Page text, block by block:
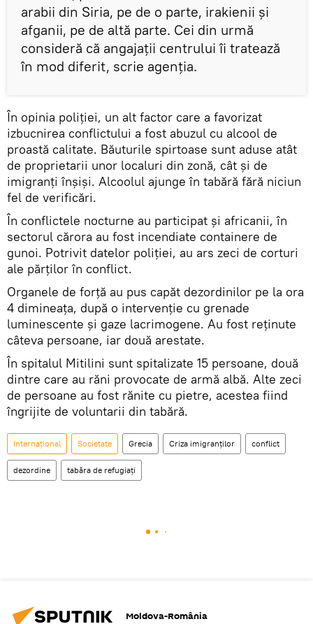
arabii din Siria, pe de o parte, irakienii și
afganii, pe de altă parte. Cei din urmă
consideră că angajații centrului îi tratează
în mod diferit, scrie agenția.
În opinia poliției, un alt factor care a favorizat
izbucnirea conflictului a fost abuzul cu alcool de
proastă calitate. Băuturile spirtoase sunt aduse atât
de proprietarii unor localuri din zonă, cât și de
imigranți înșiși. Alcoolul ajunge în tabără fără niciun
fel de verificări.
În conflictele nocturne au participat și africanii, în
sectorul cărora au fost incendiate containere de
gunoi. Potrivit datelor poliției, au ars zeci de corturi
ale părților în conflict.
Organele de forță au pus capăt dezordinilor pe la ora
4 dimineața, după o intervenție cu grenade
luminescente și gaze lacrimogene. Au fost reținute
câteva persoane, iar două arestate.
În spitalul Mitilini sunt spitalizate 15 persoane, două
dintre care au răni provocate de armă albă. Alte zeci
de persoane au fost rănite cu pietre, acestea fiind
îngrijite de voluntarii din tabără.
Internaţional Societate Grecia Criza imigranților conflict
dezordine tabăra de refugiați
Moldova-România